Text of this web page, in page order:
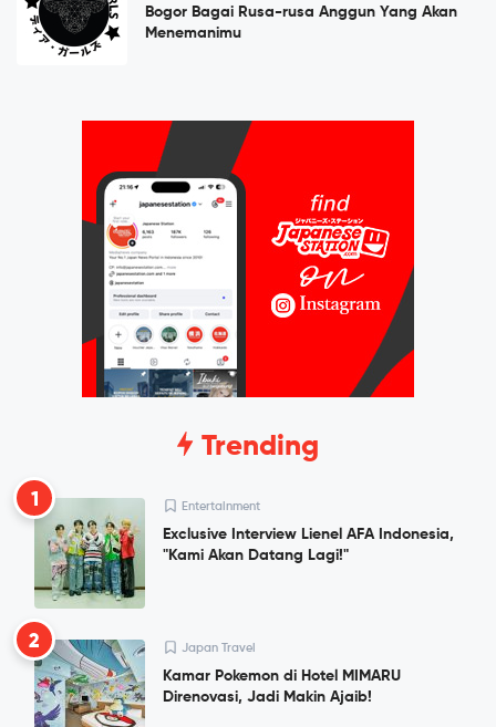
Bogor Bagai Rusa-rusa Anggun Yang Akan
Menemanimu
Trending
1 Entertainment
Exclusive Interview Lienel AFA Indonesia,
"Kami Akan Datang Lagi!"
2 Japan Travel
Kamar Pokemon di Hotel MIMARU
Direnovasi, Jadi Makin Ajaib!